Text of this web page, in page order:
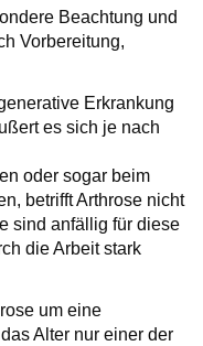
Beachtung und
Vorbereitung,
Erkrankung
es sich je nach
oder sogar beim
betrifft Arthrose nicht
sind anfällig für diese
die Arbeit stark
um eine
Alter nur einer der